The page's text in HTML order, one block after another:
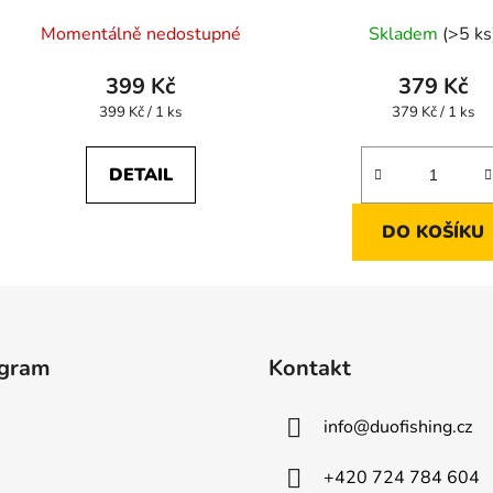
Momentálně nedostupné
399 Kč
Měrná
399 Kč / 1 ks
DETAIL
Skladem (>5
379 Kč
Měrná
379 Kč / 1 ks
DO KOŠÍKU
Kontakt
info@duofishing.cz
+420 724 784 604